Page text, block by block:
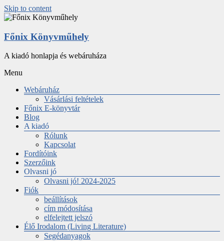
Skip to content
Főnix Könyvműhely
A kiadó honlapja és webáruháza
Menu
Webáruház
Vásárlási feltételek
Főnix E-könyvtár
Blog
A kiadó
Rólunk
Kapcsolat
Fordítóink
Szerzőink
Olvasni jó
Olvasni jó! 2024-2025
Fiók
beállítások
cím módosítása
elfelejtett jelszó
Élő Irodalom (Living Literature)
Segédanyagok